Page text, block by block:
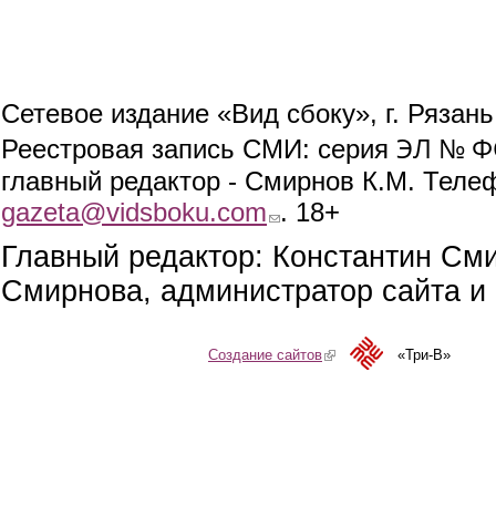
Сетевое издание «Вид сбоку», г.
Реестровая запись СМИ: серия ЭЛ №
главный редактор - Смирнов К.М.
gazeta@vidsboku.com (link sends e-mail)
. 18+
Главный редактор: Константин
Смирнова, администратор сайта
Создание сайтов(link is external)«Три-В»